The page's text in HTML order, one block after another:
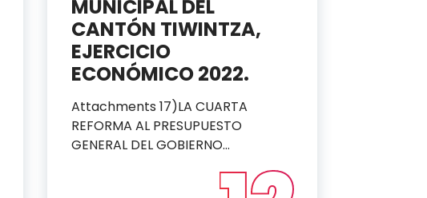
MUNICIPAL DEL
CANTÓN TIWINTZA,
EJERCICIO
ECONÓMICO 2022.
Attachments 17)LA CUARTA
REFORMA AL PRESUPUESTO
GENERAL DEL GOBIERNO…